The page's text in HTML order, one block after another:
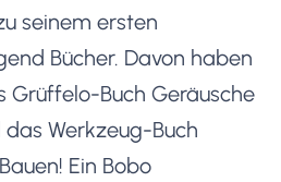
seinem ersten
Bücher. Davon haben
Buch Geräusche
Werkzeug-Buch
Ein Bobo